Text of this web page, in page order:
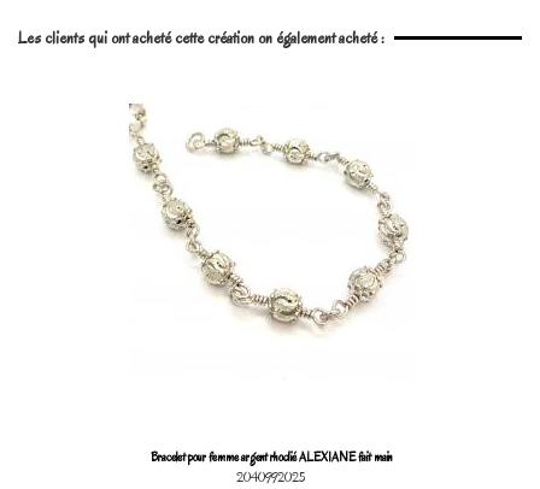
Les clients qui ont acheté cette création on également acheté :
Bracelet pour femme argent rhodié ALEXIANE fait main
2040992025